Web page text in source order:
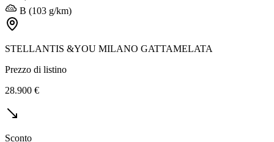
B (103 g/km)
STELLANTIS &YOU MILANO GATTAMELATA
Prezzo di listino
28.900 €
Sconto